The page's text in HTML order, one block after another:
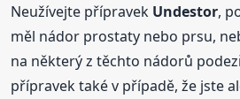
Neužívejte přípravek Undestor,
měl nádor prostaty nebo prsu,
na některý z těchto nádorů
přípravek také v případě, že jste